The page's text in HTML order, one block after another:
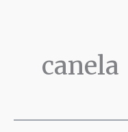
canela